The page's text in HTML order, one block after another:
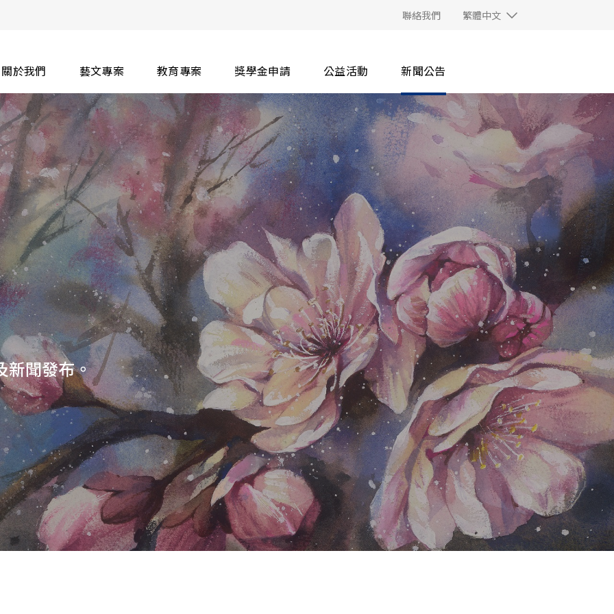
聯絡我們 繁體中文
關於我們 藝文專案 教育專案 獎學金申請 公益活動 新聞公告
新聞發布。